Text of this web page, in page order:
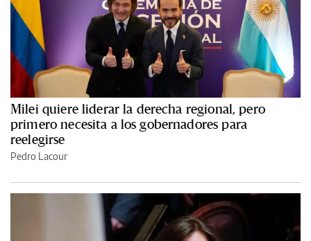
Milei quiere liderar la derecha regional, pero
primero necesita a los gobernadores para
reelegirse
Pedro Lacour